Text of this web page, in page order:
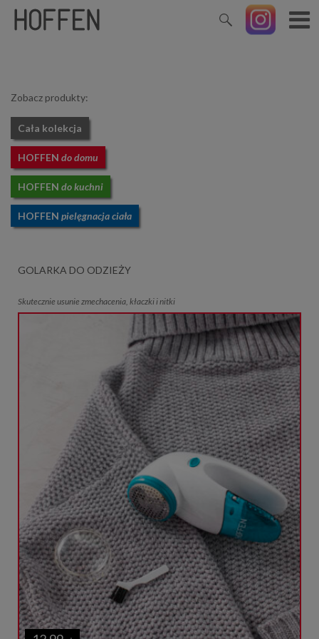
Zobacz produkty:
Cała kolekcja
HOFFEN do domu
HOFFEN do kuchni
HOFFEN pielęgnacja ciała
GOLARKA DO ODZIEŻY
Skutecznie usunie zmechacenia, kłaczki i nitki